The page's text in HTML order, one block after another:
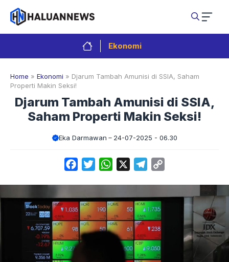
Langsung
isi
Ekonomi
Home » Ekonomi » Djarum Tambah Amunisi di SSIA, Saham
Properti Makin Seksi!
Djarum Tambah Amunisi di SSIA,
Saham Properti Makin Seksi!
Eka Darmawan 24-07-2025 - 06.30
FacebookTwitterWhatsApp Telegram